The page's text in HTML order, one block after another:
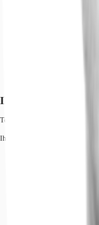
Ihr Kontakt
Tobias Rodewald
Ihr Kontakt